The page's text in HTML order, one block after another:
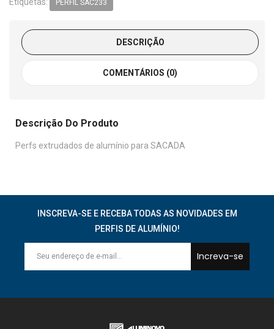
PERFIL SAC233
DESCRIÇÃO
COMENTÁRIOS (0)
Descrição Do Produto
Perfs extrudados de alumínio para SACADA
INSCREVA-SE E RECEBA TODAS AS NOVIDADES EM
PERFIS DE ALUMÍNIO!
Increva-se